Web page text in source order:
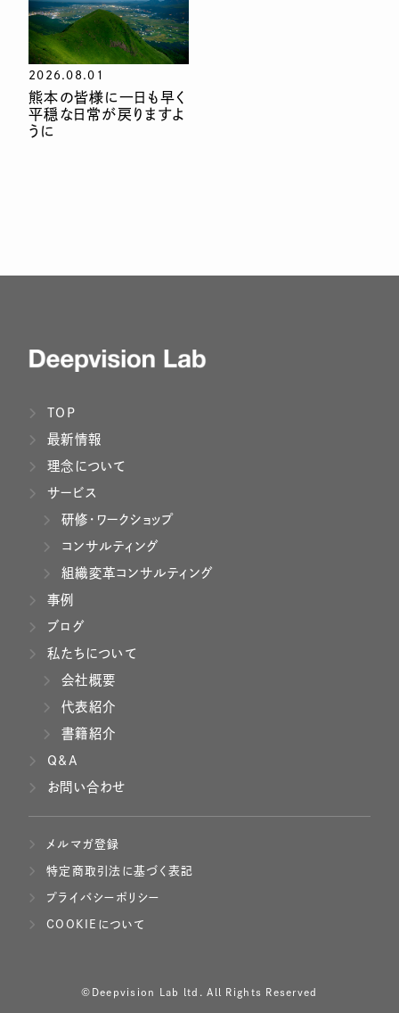
2026.08.01
熊本の皆様に一日も早く
平穏な日常が戻りますよ
うに
TOP
最新情報
理念について
サービス
研修・ワークショップ
コンサルティング
組織変革コンサルティング
事例
ブログ
私たちについて
会社概要
代表紹介
書籍紹介
Q&A
お問い合わせ
メルマガ登録
特定商取引法に基づく表記
プライバシーポリシー
COOKIEについて
©Deepvision Lab ltd. All Rights Reserved